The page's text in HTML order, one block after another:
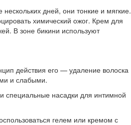
дней, они тонкие и мягкие.
химический ожог. Крем для
В зоне бикини используют
действия его — удаление волоска
и слабыми.
специальные насадки для интимной
гелем или кремом с